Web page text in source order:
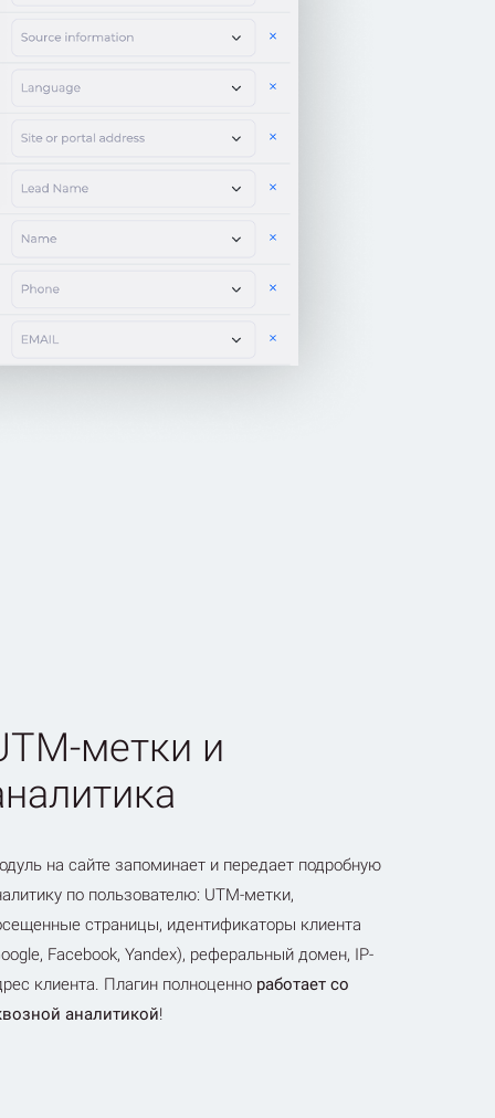
метки и
на сайте запоминает и передает подробную
по пользователю: UTM-метки,
страницы, идентификаторы клиента
Facebook, Yandex), реферальный домен, IP-
клиента. Плагин полноценно работает со
аналитикой!